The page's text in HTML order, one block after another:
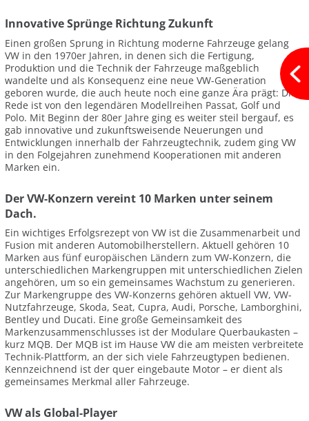
Innovative Sprünge Richtung Zukunft
Einen großen Sprung in Richtung moderne Fahrzeuge gelang
VW in den 1970er Jahren, in denen sich die Fertigung,
Produktion und die Technik der Fahrzeuge maßgeblich
wandelte und als Konsequenz eine neue VW-Generation
geboren wurde, die auch heute noch eine ganze Ära prägt: Die
Rede ist von den legendären Modellreihen Passat, Golf und
Polo. Mit Beginn der 80er Jahre ging es weiter steil bergauf, es
gab innovative und zukunftsweisende Neuerungen und
Entwicklungen innerhalb der Fahrzeugtechnik, zudem ging VW
in den Folgejahren zunehmend Kooperationen mit anderen
Marken ein.
Der VW-Konzern vereint 10 Marken unter seinem
Dach.
Ein wichtiges Erfolgsrezept von VW ist die Zusammenarbeit und
Fusion mit anderen Automobilherstellern. Aktuell gehören 10
Marken aus fünf europäischen Ländern zum VW-Konzern, die
unterschiedlichen Markengruppen mit unterschiedlichen Zielen
angehören, um so ein gemeinsames Wachstum zu generieren.
Zur Markengruppe des VW-Konzerns gehören aktuell VW, VW-
Nutzfahrzeuge, Skoda, Seat, Cupra, Audi, Porsche, Lamborghini,
Bentley und Ducati. Eine große Gemeinsamkeit des
Markenzusammenschlusses ist der Modulare Querbaukasten –
kurz MQB. Der MQB ist im Hause VW die am meisten verbreitete
Technik-Plattform, an der sich viele Fahrzeugtypen bedienen.
Kennzeichnend ist der quer eingebaute Motor – er dient als
gemeinsames Merkmal aller Fahrzeuge.
VW als Global-Player